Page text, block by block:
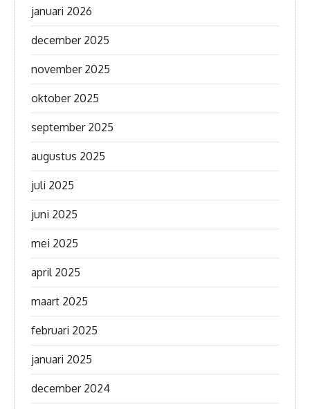
januari 2026
december 2025
november 2025
oktober 2025
september 2025
augustus 2025
juli 2025
juni 2025
mei 2025
april 2025
maart 2025
februari 2025
januari 2025
december 2024